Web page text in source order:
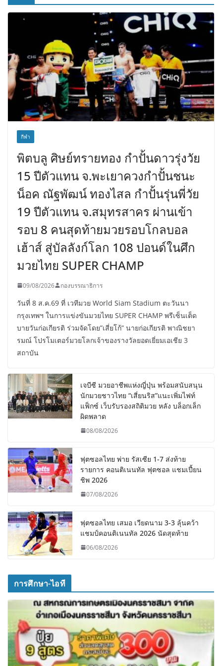
กีฬา
พิตบลู ศิษย์ทรายทอง กำปั้นดาวรุ่งวัย
15 ปีตัวแทน จ.พะเยาควงกำปั้นชนะ
น็อค ณัฐพัฒน์ ทองไสล กำปั้นรุ่นพี่วัย
19 ปีตัวแทน จ.สมุทรสาคร ผ่านเข้า
รอบ 8 คนสุดท้ายมวยรอบโกลบอล
เฮ้าส์ สู่บัลลังก์โลก 108 ปอนด์ในศึก
มวยไทย SUPER CHAMP
09/08/2026 กองบรรณาธิการ
วันที่ 8 ส.ค.69 ที่ เวทีมวย World Siam Stadium ตะวันนา
กรุงเทพฯ ในการแข่งขันมวยไทย SUPER CHAMP พรีเซ็นเต็ด
บายวันก่อเกียรติ ร่วมจัดโดย”เสี่ยโก้” นายก่อเกียรติ พาณิชยา
รมณ์ โปรโมเตอร์มวยโลกเจ้าของรางวัลยอดเยี่ยมเอเชีย 3
สถาบัน
เจบีซี มวยอาชีพแห่งญี่ปุ่น พร้อมสนับสนุน
นักมวยชาวไทย “เสี่ยนริส”แนะเพิ่มไฟท์
แฟ็กซ์ เว็บรับรองสถิติมวย หลัง บล็อกเล็ก
ผิดพลาด
08/08/2026
ฟุตซอลไทย พ่าย รัสเซีย 1-7 ส่งท้าย
รายการ คอนติเนนทัล ฟุตซอล แชมเปี้ยน
ชิพ 2026
07/08/2026
ฟุตซอลไทย เสมอ เวียดนาม 3-3 ลุ้นคว้า
แชมป์คอนติเนนทัล 2026 นัดสุดท้าย
06/08/2026
การศึกษา-ไอที